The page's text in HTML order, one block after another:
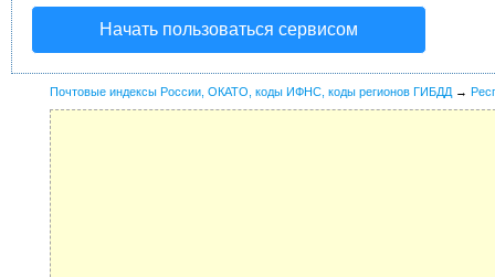
Начать пользоваться сервисом
Почтовые индексы России, ОКАТО, коды ИФНС, коды регионов ГИБДД →